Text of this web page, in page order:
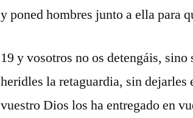
y poned hombres junto a ella para
19 y vosotros no os detengáis,
heridles la retaguardia, sin dejarles
vuestro Dios los ha entregado en